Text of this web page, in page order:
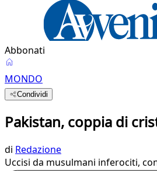
Abbonati
MONDO
Condividi
Pakistan, coppia di
di Redazione
Uccisi da musulmani inferociti,